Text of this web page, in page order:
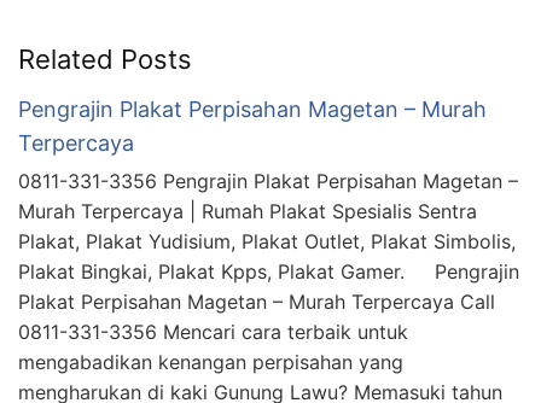
Related Posts
Pengrajin Plakat Perpisahan Magetan – Murah
Terpercaya
0811-331-3356 Pengrajin Plakat Perpisahan Magetan –
Murah Terpercaya | Rumah Plakat Spesialis Sentra
Plakat, Plakat Yudisium, Plakat Outlet, Plakat Simbolis,
Plakat Bingkai, Plakat Kpps, Plakat Gamer. Pengrajin
Plakat Perpisahan Magetan – Murah Terpercaya Call
0811-331-3356 Mencari cara terbaik untuk
mengabadikan kenangan perpisahan yang
mengharukan di kaki Gunung Lawu? Memasuki tahun